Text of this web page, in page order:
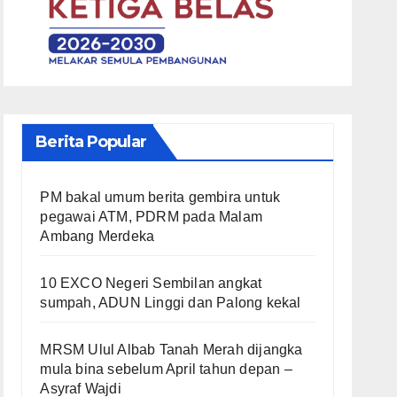
Berita Popular
PM bakal umum berita gembira untuk
pegawai ATM, PDRM pada Malam
Ambang Merdeka
10 EXCO Negeri Sembilan angkat
sumpah, ADUN Linggi dan Palong kekal
MRSM Ulul Albab Tanah Merah dijangka
mula bina sebelum April tahun depan –
Asyraf Wajdi